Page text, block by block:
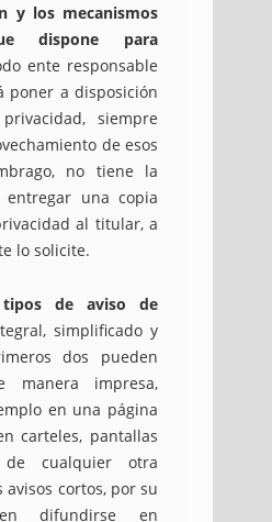
y los mecanismos
dispone para
ente responsable
poner a disposición
siempre
de esos
no tiene la
entregar una copia
al titular, a
lo solicite.
de aviso de
simplificado y
dos pueden
manera impresa,
en una página
carteles, pantallas
cualquier otra
avisos cortos, por su
difundirse en